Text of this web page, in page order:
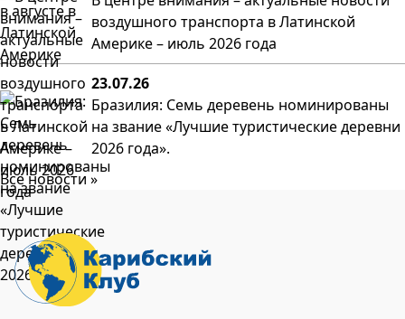
воздушного транспорта в Латинской
Америке – июль 2026 года
23.07.26
Бразилия: Семь деревень номинированы
на звание «Лучшие туристические деревни
2026 года».
Все новости »